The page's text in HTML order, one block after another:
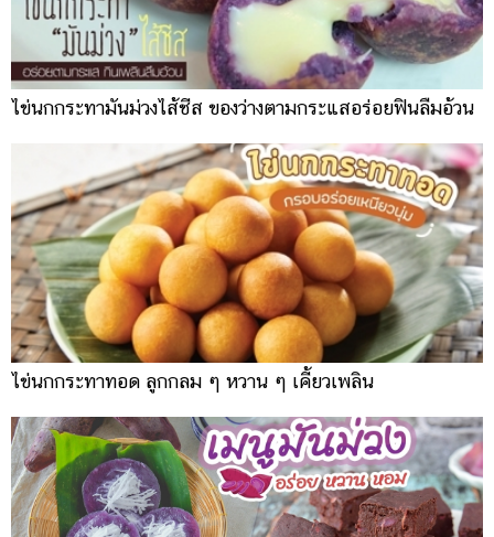
ไข่นกกระทามันม่วงไส้ชีส ของว่างตามกระแสอร่อยฟินลืมอ้วน
ไข่นกกระทาทอด ลูกกลม ๆ หวาน ๆ เคี้ยวเพลิน